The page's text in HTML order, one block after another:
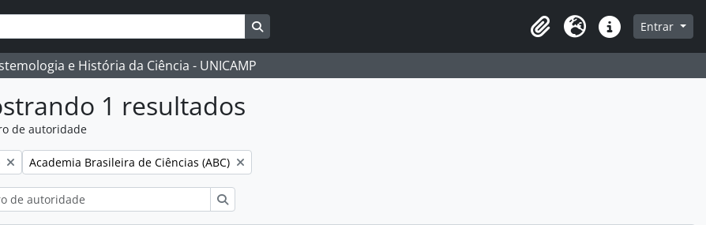
Clipboard
Idioma Atalhos Entrar
e História da Ciência - UNICAMP
1 resultados
de autoridade
Remover filtro:
Academia Brasileira de Ciências (ABC)